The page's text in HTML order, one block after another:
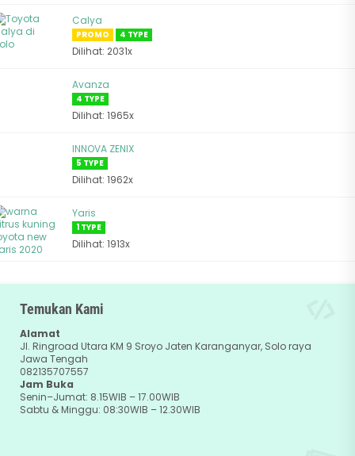
Calya
PROMO 4 TYPE
Dilihat: 2031x
Avanza
4 TYPE
Dilihat: 1965x
INNOVA ZENIX
5 TYPE
Dilihat: 1962x
Yaris
1 TYPE
Dilihat: 1913x
Temukan Kami
Alamat
Jl. Ringroad Utara KM 9 Sroyo Jaten Karanganyar, Solo raya
Jawa Tengah
082135707557
Jam Buka
Senin–Jumat: 8.15WIB – 17.00WIB
Sabtu & Minggu: 08:30WIB – 12.30WIB